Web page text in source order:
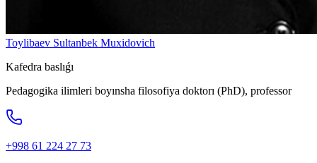
Toylibaev Sultanbek Muxidovich
Kafedra baslıǵı
Pedagogika ilimleri boyınsha filosofiya doktorı (PhD), professor
+998 61 224 27 73